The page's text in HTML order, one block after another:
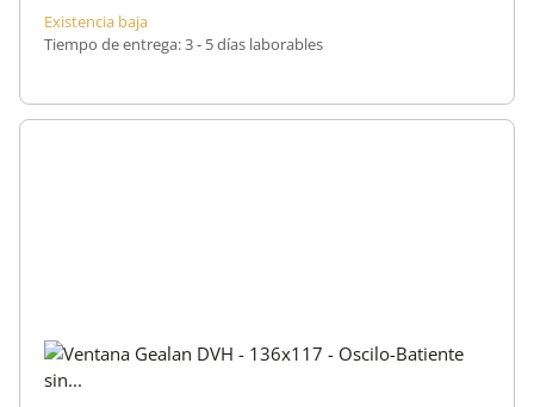
Existencia baja
Tiempo de entrega:3 - 5 días laborables